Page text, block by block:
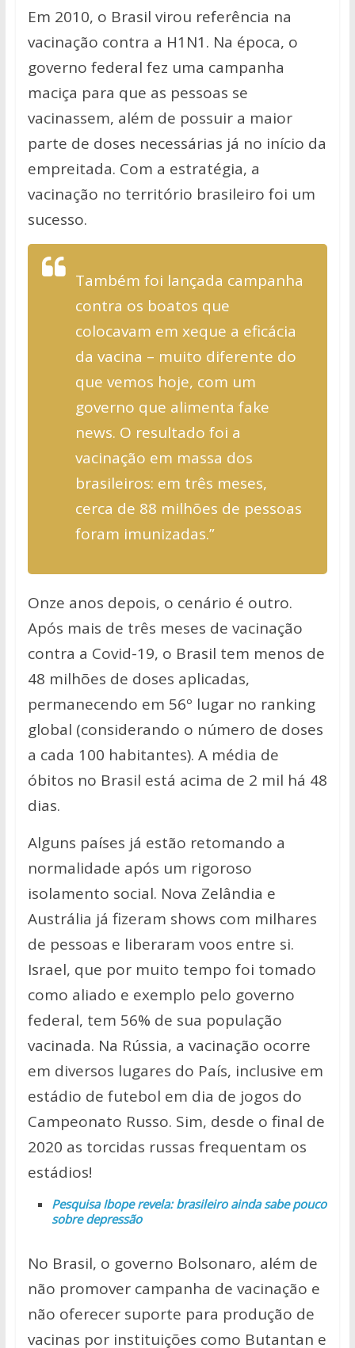
Em 2010, o Brasil virou referência na
vacinação contra a H1N1. Na época, o
governo federal fez uma campanha
maciça para que as pessoas se
vacinassem, além de possuir a maior
parte de doses necessárias já no início da
empreitada. Com a estratégia, a
vacinação no território brasileiro foi um
sucesso.
Também foi lançada campanha
contra os boatos que
colocavam em xeque a eficácia
da vacina – muito diferente do
que vemos hoje, com um
governo que alimenta fake
news. O resultado foi a
vacinação em massa dos
brasileiros: em três meses,
cerca de 88 milhões de pessoas
foram imunizadas.”
Onze anos depois, o cenário é outro.
Após mais de três meses de vacinação
contra a Covid-19, o Brasil tem menos de
48 milhões de doses aplicadas,
permanecendo em 56º lugar no ranking
global (considerando o número de doses
a cada 100 habitantes). A média de
óbitos no Brasil está acima de 2 mil há 48
dias.
Alguns países já estão retomando a
normalidade após um rigoroso
isolamento social. Nova Zelândia e
Austrália já fizeram shows com milhares
de pessoas e liberaram voos entre si.
Israel, que por muito tempo foi tomado
como aliado e exemplo pelo governo
federal, tem 56% de sua população
vacinada. Na Rússia, a vacinação ocorre
em diversos lugares do País, inclusive em
estádio de futebol em dia de jogos do
Campeonato Russo. Sim, desde o final de
2020 as torcidas russas frequentam os
estádios!
Pesquisa Ibope revela: brasileiro ainda sabe pouco
sobre depressão
No Brasil, o governo Bolsonaro, além de
não promover campanha de vacinação e
não oferecer suporte para produção de
vacinas por instituições como Butantan e